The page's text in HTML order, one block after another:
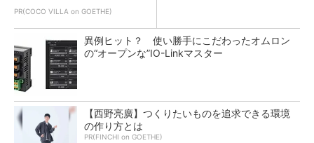
PR(COCO VILLA on GOETHE)
異例ヒット？ 使い勝手にこだわったオムロン
の“オープンな”IO-Linkマスター
【西野亮廣】つくりたいものを追求できる環境
の作り方とは
PR(FINCHI on GOETHE)